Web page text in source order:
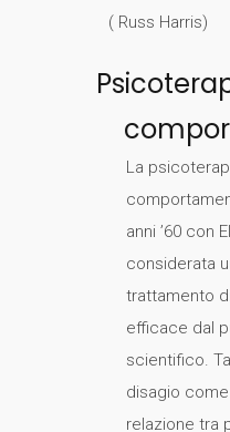
( Russ Harris)
La
anni ’60 con
considerata
trattamento
efficace dal
scientifico.
disagio
relazione tra